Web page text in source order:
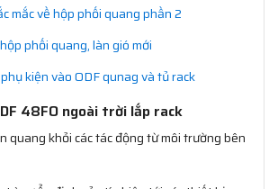
mắc về hộp phối quang phần 2
phối quang, làn gió mới
kiện vào ODF qunag và tủ rack
48FO ngoài trời lắp rack
quang khỏi các tác động từ môi trường bên